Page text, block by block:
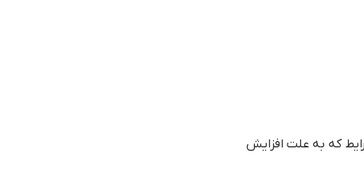
که به علت افزایش